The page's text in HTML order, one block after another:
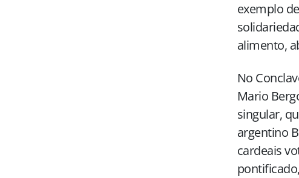
exemplo
alimento,
No
Mario
singular,
argentino
cardeais